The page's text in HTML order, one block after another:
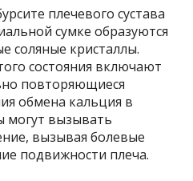
плечевого сустава
сумке образуются
соляные кристаллы.
состояния включают
повторяющиеся
обмена кальция в
могут вызывать
вызывая болевые
подвижности плеча.